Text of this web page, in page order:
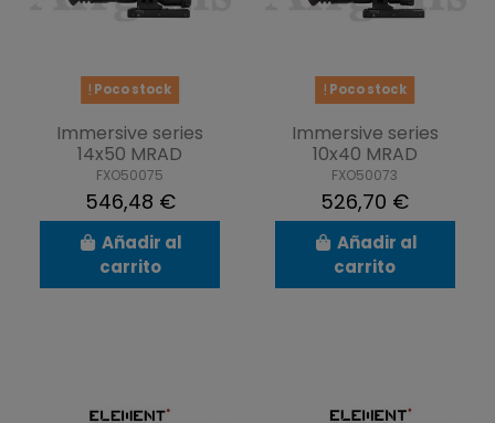
Poco stock
Immersive series
14x50 MRAD
FXO50075
546,48 €
Añadir al
carrito
Poco stock
Immersive series
10x40 MRAD
FXO50073
526,70 €
Añadir al
carrito